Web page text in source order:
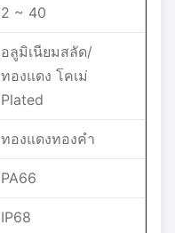
2 ~ 40
อลูมิเนียมสลัด/
ทองแดง โคเม่
Plated
ทองแดงทองคํา
PA66
IP68